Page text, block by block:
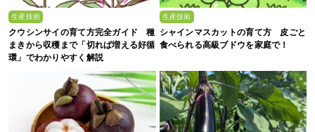
生産技術
クウシンサイの育て方完全ガイド 種
まきから収穫まで「切れば増える好循
環」でわかりやすく解説
生産技術
シャインマスカットの育て方 皮ごと
食べられる高級ブドウを家庭で！